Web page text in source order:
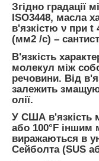
Згідно градації
ISO3448, масла
в'язкістю ν при t
(мм2 /с) –
В'язкість
молекул між
речовини. Від
залежить
олії.
У США в'язкість
або 100°F іншим
виражаються в
Сейболта (SUS